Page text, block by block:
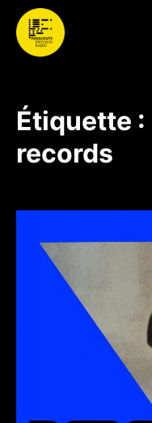
Étiquette :
records